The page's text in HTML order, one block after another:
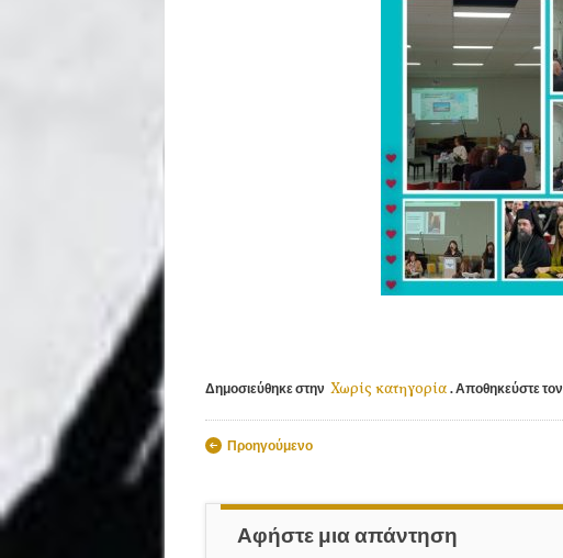
Δημοσιεύθηκε στην Χωρίς κατηγορία . Αποθηκεύστε τον
Πλοήγηση άρθρων
Προηγούμενο
Αφήστε μια απάντηση